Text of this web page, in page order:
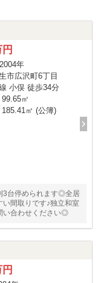
年
市広沢町6丁目
小俣 徒歩34分
99.65㎡
185.41㎡ (公簿)
3台停められます◎全居
間取りです♪独立和室
い合わせください◎